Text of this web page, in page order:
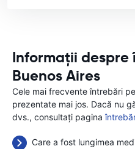
Informații despre
Buenos Aires
Cele mai frecvente întrebări
prezentate mai jos. Dacă nu
dvs., consultați pagina
Care a fost lungimea